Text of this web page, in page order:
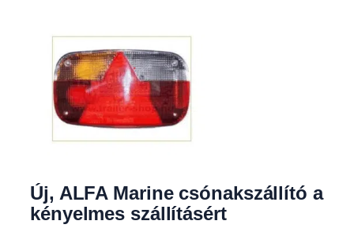
Új, ALFA Marine csónakszállító a
kényelmes szállításért